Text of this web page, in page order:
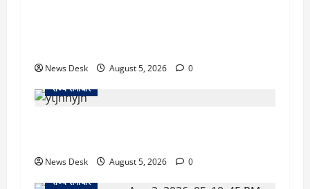
News Desk August 5, 2026
0
राज्य समाचार
News Desk August 5, 2026
0
राज्य समाचार